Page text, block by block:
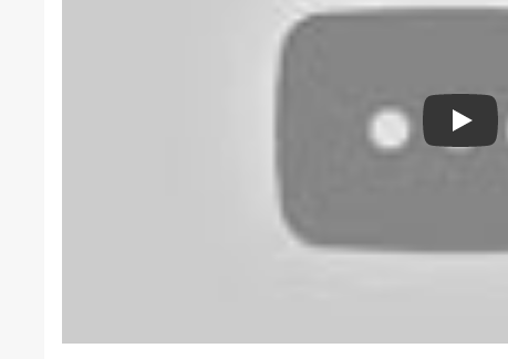
Play